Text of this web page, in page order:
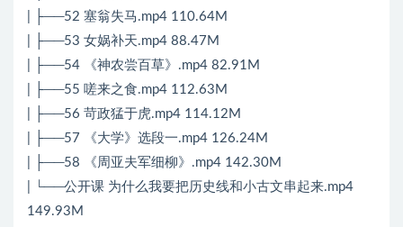
| ├──52 塞翁失马.mp4 110.64M
| ├──53 女娲补天.mp4 88.47M
| ├──54 《神农尝百草》.mp4 82.91M
| ├──55 嗟来之食.mp4 112.63M
| ├──56 苛政猛于虎.mp4 114.12M
| ├──57 《大学》选段一.mp4 126.24M
| ├──58 《周亚夫军细柳》.mp4 142.30M
| └──公开课 为什么我要把历史线和小古文串起来.mp4
149.93M